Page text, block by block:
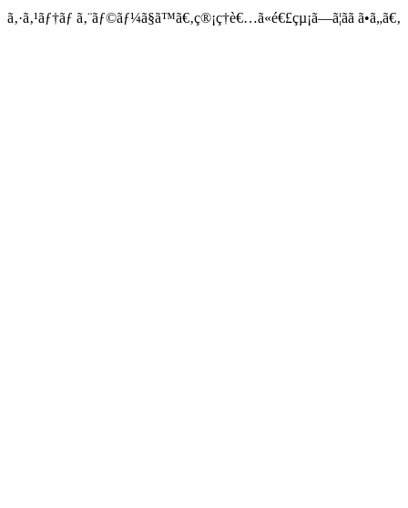
ã‚·ã‚¹ãƒ†ãƒ ã‚¨ãƒ©ãƒ¼ã§ã™ã€‚ç®¡ç†è€…ã«é€£çµ¡ã—ã¦ãã ã•ã„ã€‚